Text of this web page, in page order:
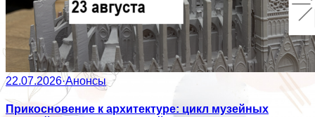
22.07.2026·Анонсы
Прикосновение к архитектуре: цикл музейных